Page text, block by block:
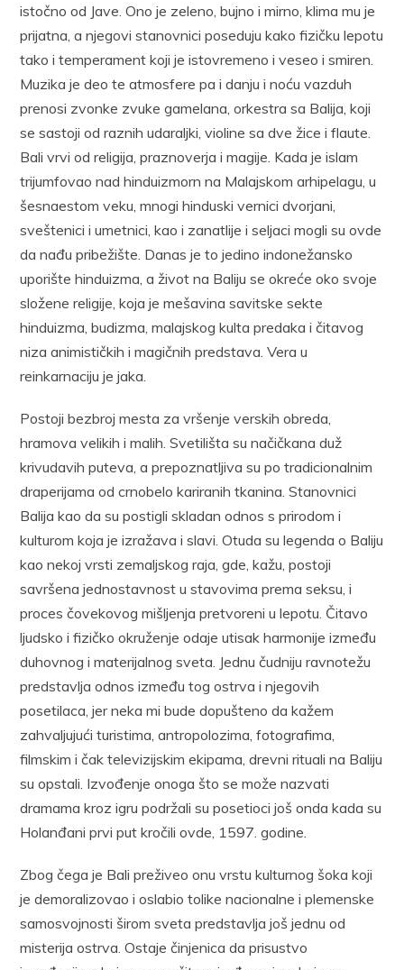
istočno od Jave. Ono je zeleno, bujno i mirno, klima mu je
prijatna, a njegovi stanovnici poseduju kako fizičku lepotu
tako i temperament koji je istovremeno i veseo i smiren.
Muzika je deo te atmosfere pa i danju i noću vazduh
prenosi zvonke zvuke gamelana, orkestra sa Balija, koji
se sastoji od raznih udaraljki, violine sa dve žice i flaute.
Bali vrvi od religija, praznoverja i magije. Kada je islam
trijumfovao nad hinduizmorn na Malajskom arhipelagu, u
šesnaestom veku, mnogi hinduski vernici dvorjani,
sveštenici i umetnici, kao i zanatlije i seljaci mogli su ovde
da nađu pribežište. Danas je to jedino indonežansko
uporište hinduizma, a život na Baliju se okreće oko svoje
složene religije, koja je mešavina savitske sekte
hinduizma, budizma, malajskog kulta predaka i čitavog
niza animističkih i magičnih predstava. Vera u
reinkarnaciju je jaka.
Postoji bezbroj mesta za vršenje verskih obreda,
hramova velikih i malih. Svetilišta su načičkana duž
krivudavih puteva, a prepoznatljiva su po tradicionalnim
draperijama od crnobelo kariranih tkanina. Stanovnici
Balija kao da su postigli skladan odnos s prirodom i
kulturom koja je izražava i slavi. Otuda su legenda o Baliju
kao nekoj vrsti zemaljskog raja, gde, kažu, postoji
savršena jednostavnost u stavovima prema seksu, i
proces čovekovog mišljenja pretvoreni u lepotu. Čitavo
ljudsko i fizičko okruženje odaje utisak harmonije između
duhovnog i materijalnog sveta. Jednu čudniju ravnotežu
predstavlja odnos između tog ostrva i njegovih
posetilaca, jer neka mi bude dopušteno da kažem
zahvaljujući turistima, antropolozima, fotografima,
filmskim i čak televizijskim ekipama, drevni rituali na Baliju
su opstali. Izvođenje onoga što se može nazvati
dramama kroz igru podržali su posetioci još onda kada su
Holanđani prvi put kročili ovde, 1597. godine.
Zbog čega je Bali preživeo onu vrstu kulturnog šoka koji
je demoralizovao i oslabio tolike nacionalne i plemenske
samosvojnosti širom sveta predstavlja još jednu od
misterija ostrva. Ostaje činjenica da prisustvo